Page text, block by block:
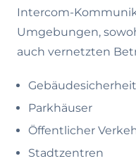
Intercom-
Umgebungen,
auch vernetzten
Gebäudesicherheit
Parkhäuser
Öffentlicher
Stadtzentren